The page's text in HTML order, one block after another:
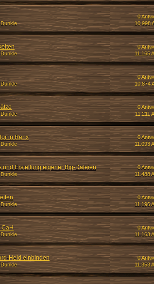
0
10.998
0
11.165
0
10.874
0
11.211
in Renx
0
11.093
und Erstellung eigener Big-Dateien
0
11.488
0
11.196
0
11.163
Held einbinden
0
11.353